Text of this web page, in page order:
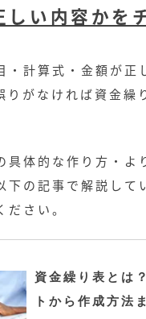
しい内容かを
・計算式・金額が正
りがなければ資金繰
具体的な作り方・よ
下の記事で解説して
さい。
資金繰り表とは
トから作成方法